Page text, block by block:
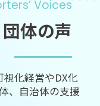
Voices
体の声
視化経営やDX化
、自治体の支援